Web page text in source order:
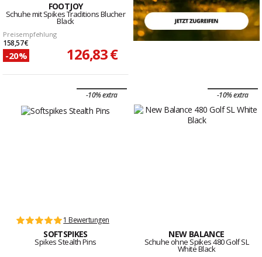
FOOTJOY
Schuhe mit Spikes Traditions Blucher
Black
Preisempfehlung
158,57 €
-20% 126,83 €
-10% extra
1 Bewertungen
SOFTSPIKES
Spikes Stealth Pins
-10% extra
NEW BALANCE
Schuhe ohne Spikes 480 Golf SL
White Black